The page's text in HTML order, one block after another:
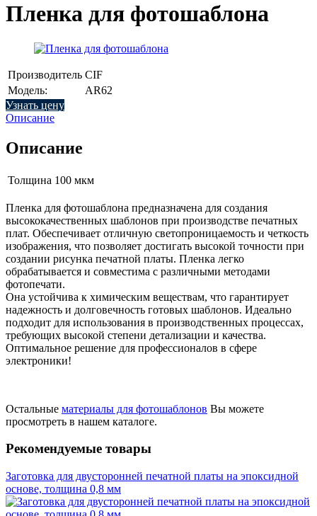
Пленка для фотошаблона
Производитель CIF
Модель:
AR62
Узнать цену
Описание
Описание
Толщина 100 мкм
Пленка для фотошаблона предназначена для создания
высококачественных шаблонов при производстве печатных
плат. Обеспечивает отличную светопроницаемость и четкость
изображения, что позволяет достигать высокой точности при
создании рисунка печатной платы. Пленка легко
обрабатывается и совместима с различными методами
фотопечати.
Она устойчива к химическим веществам, что гарантирует
надежность и долговечность готовых шаблонов. Идеально
подходит для использования в производственных процессах,
требующих высокой степени детализации и качества.
Оптимальное решение для профессионалов в сфере
электроники!
Остальные материалы для фотошаблонов Вы можете
просмотреть в нашем каталоге.
Рекомендуемые товары
Заготовка для двусторонней печатной платы на эпоксидной
основе, толщина 0,8 мм